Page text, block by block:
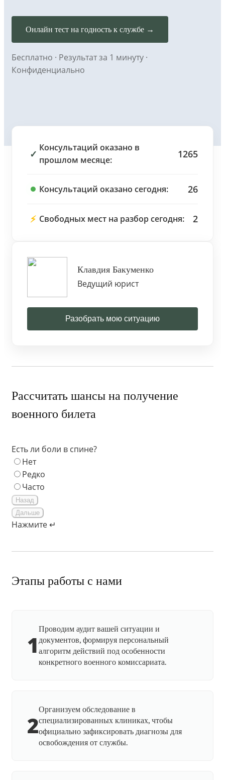
Онлайн тест на годность к службе →
Бесплатно · Результат за 1 минуту ·
Конфиденциально
✓
Консультаций оказано в
прошлом месяце:
1265
Консультаций оказано сегодня: 26
⚡ Свободных мест на разбор сегодня: 2
Клавдия Бакуменко
Ведущий юрист
Разобрать мою ситуацию
Рассчитать шансы на получение
военного билета
Есть ли боли в спине?
Нет
Редко
Часто
Назад
Дальше
Нажмите ↵
Этапы работы с нами
1
Проводим аудит вашей ситуации и
документов, формируя персональный
алгоритм действий под особенности
конкретного военного комиссариата.
2
Организуем обследование в
специализированных клиниках, чтобы
официально зафиксировать диагнозы для
освобождения от службы.